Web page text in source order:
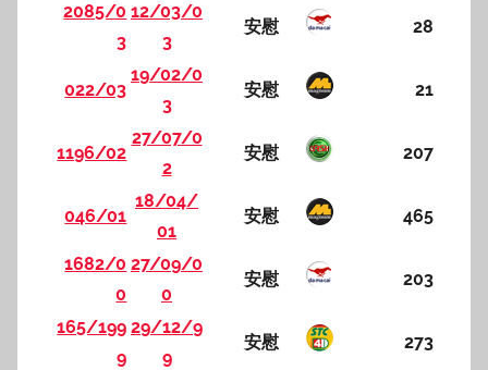
2085/0
3
12/03/0
3
安慰 28
022/03
19/02/0
3
安慰 21
1196/02
27/07/0
2
安慰 207
046/01
18/04/
01
安慰 465
1682/0
0
27/09/0
0
安慰 203
165/199
9
29/12/9
9
安慰 273